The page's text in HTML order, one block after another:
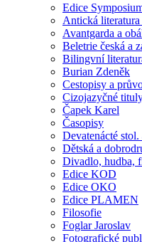
Edice
Antická
Avantgarda a
Beletrie česká a
Bilingvní
Burian Zdeněk
Cestopisy a
Cizojazyčné
Čapek Karel
Časopisy
Devatenácté stol.
Dětská a
Divadlo, hudba,
Edice KOD
Edice OKO
Edice PLAMEN
Filosofie
Foglar Jaroslav
Fotografické